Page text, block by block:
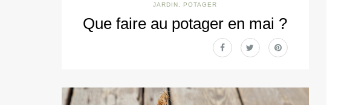
JARDIN POTAGER
Que faire au potager en mai ?